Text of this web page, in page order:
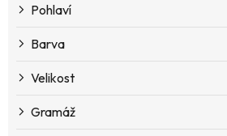
Pohlaví
Barva
Velikost
Gramáž